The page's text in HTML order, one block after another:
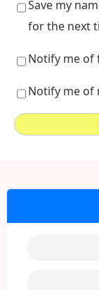
Save my
for the next
Notify me of
Notify me of